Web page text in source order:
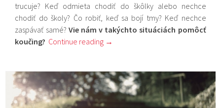
trucuje? Keď odmieta chodiť do škôlky alebo nechce
chodiť do školy? Čo robiť, keď sa bojí tmy? Keď nechce
zaspávať samé? Vie nám v takýchto situáciách pomôcť
koučing? Continue reading →